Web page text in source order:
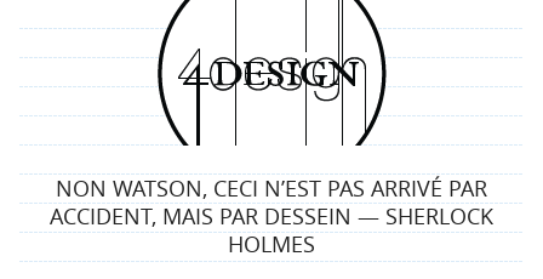
4
d
e
s
i
NON WATSON, CECI N’EST PAS ARRIVÉ PAR
ACCIDENT, MAIS PAR DESSEIN — SHERLOCK
HOLMES